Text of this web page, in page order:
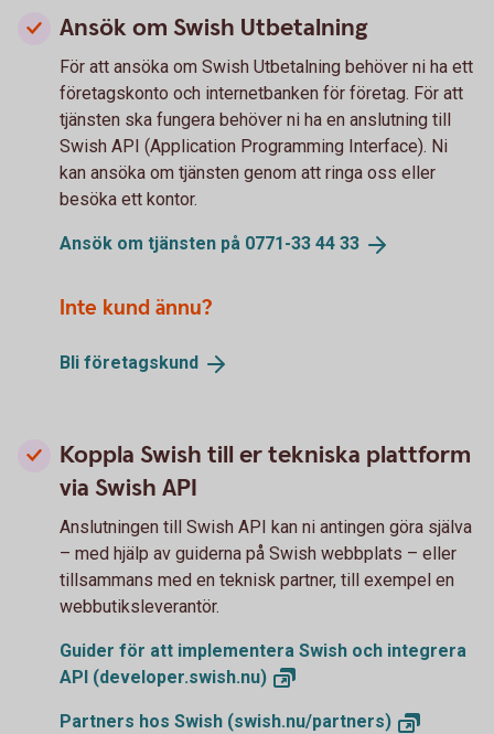
Ansök om Swish Utbetalning
För att ansöka om Swish Utbetalning behöver ni ha ett
företagskonto och internetbanken för företag. För att
tjänsten ska fungera behöver ni ha en anslutning till
Swish API (Application Programming Interface). Ni
kan ansöka om tjänsten genom att ringa oss eller
besöka ett kontor.
Ansök om tjänsten på 0771-33 44 33
Inte kund ännu?
Bli företagskund
Koppla Swish till er tekniska plattform
via Swish API
Anslutningen till Swish API kan ni antingen göra själva
– med hjälp av guiderna på Swish webbplats – eller
tillsammans med en teknisk partner, till exempel en
webbutiksleverantör.
Guider för att implementera Swish och integrera
API (developer.swish.nu)
Partners hos Swish (swish.nu/partners)